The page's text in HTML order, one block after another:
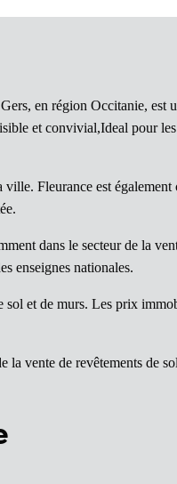
en région Occitanie, est
et convivial,Ideal pour
Fleurance est
dans le secteur de la
enseignes nationales.
sol et de murs. Les prix
la vente de revêtements de